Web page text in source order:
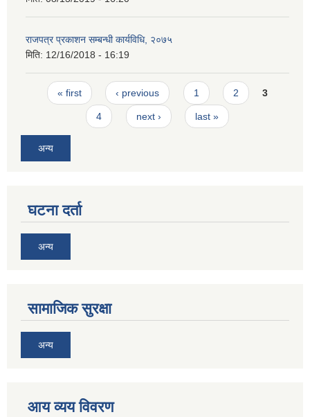
राजपत्र प्रकाशन सम्बन्धी कार्यविधि, २०७५
मिति: 12/16/2018 - 16:19
Pages
« first ‹ previous 1 2 3
4 next › last »
अन्य
घटना दर्ता
अन्य
सामाजिक सुरक्षा
अन्य
आय व्यय विवरण